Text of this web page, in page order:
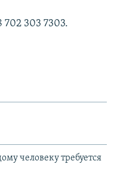
303 7303.
человеку требуется